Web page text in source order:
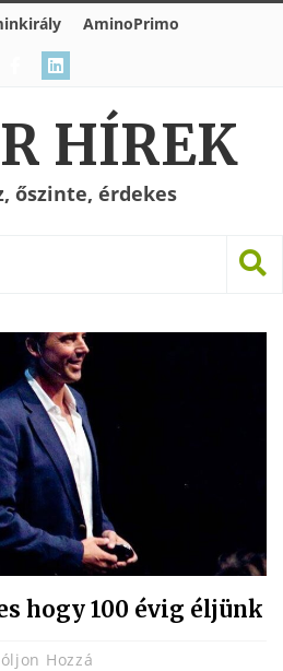
AminoPrimo
HÍREK
őszinte, érdekes
hogy 100 évig éljünk
Hozzá